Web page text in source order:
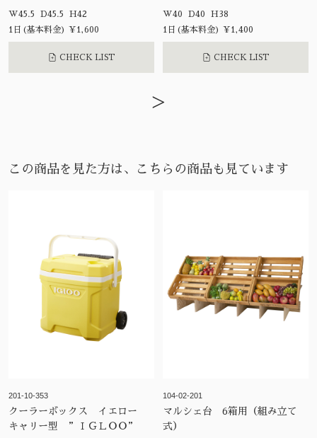
W45.5 D45.5 H42
1日(基本料金) ¥1,600
CHECK LIST
W40 D40 H38
1日(基本料金) ¥1,400
CHECK LIST
>
この商品を見た方は、こちらの商品も見ています
201-10-353
クーラーボックス イエロー
キャリー型 ”ＩＧＬＯＯ”
104-02-201
マルシェ台 6箱用（組み立て
式）